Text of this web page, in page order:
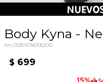
Body Kyna -
01351578005200
$ 699